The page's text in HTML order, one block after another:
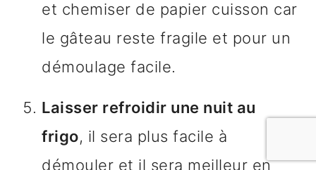
et chemiser de papier cuisson car
le gâteau reste fragile et pour un
démoulage facile.
Laisser refroidir une nuit au
frigo, il sera plus facile à
démouler et il sera meilleur en